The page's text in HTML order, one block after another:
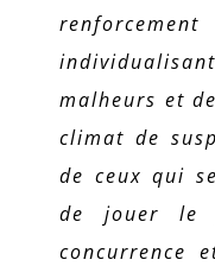
malheurs et
climat de
de ceux qui
de jouer le
concurrence